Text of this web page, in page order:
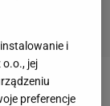
i
jej
preferencje